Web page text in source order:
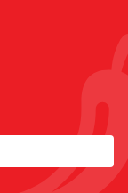
© 2026 Index